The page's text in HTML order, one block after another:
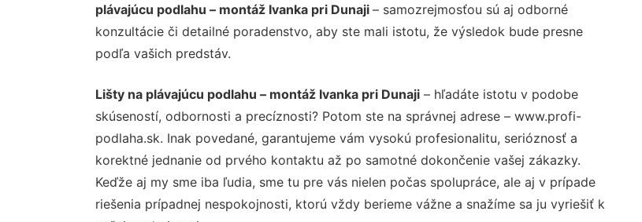
plávajúcu podlahu – montáž Ivanka pri Dunaji – samozrejmosťou sú aj odborné
konzultácie či detailné poradenstvo, aby ste mali istotu, že výsledok bude presne
podľa vašich predstáv.
Lišty na plávajúcu podlahu – montáž Ivanka pri Dunaji– hľadáte istotu v podobe
skúseností, odbornosti a precíznosti? Potom ste na správnej adrese – www.profi-
podlaha.sk. Inak povedané, garantujeme vám vysokú profesionalitu, serióznosť a
korektné jednanie od prvého kontaktu až po samotné dokončenie vašej zákazky.
Keďže aj my sme iba ľudia, sme tu pre vás nielen počas spolupráce, ale aj v prípade
riešenia prípadnej nespokojnosti, ktorú vždy berieme vážne a snažíme sa ju vyriešiť k